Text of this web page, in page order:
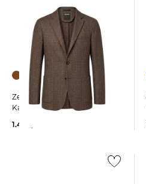
Zegna | Herren Sakko aus
Kaschmirmischung
1.490,00 €